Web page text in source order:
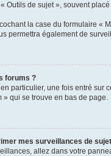
Outils de sujet », souvent
la case du formulaire «
permettra également de
forums ?
particulier, une fois entré sur
» qui se trouve en bas de page.
mes surveillances de
allez dans votre